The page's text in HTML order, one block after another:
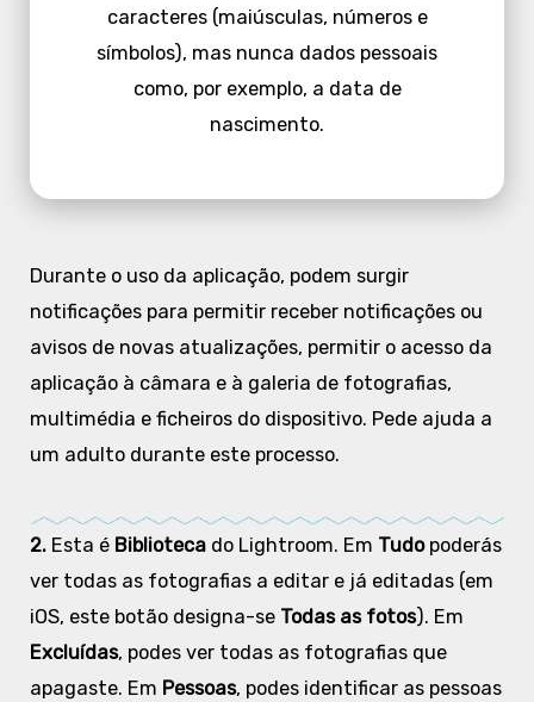
caracteres (maiúsculas, números e
símbolos), mas nunca dados pessoais
como, por exemplo, a data de
nascimento.
Durante o uso da aplicação, podem surgir
notificações para permitir receber notificações ou
avisos de novas atualizações, permitir o acesso da
aplicação à câmara e à galeria de fotografias,
multimédia e ficheiros do dispositivo. Pede ajuda a
um adulto durante este processo.
2.Esta é Bibliotecado Lightroom. Em Tudopoderás
ver todas as fotografias a editar e já editadas (em
iOS, este botão designa-se Todas as fotos). Em
Excluídas, podes ver todas as fotografias que
apagaste. Em Pessoas, podes identificar as pessoas